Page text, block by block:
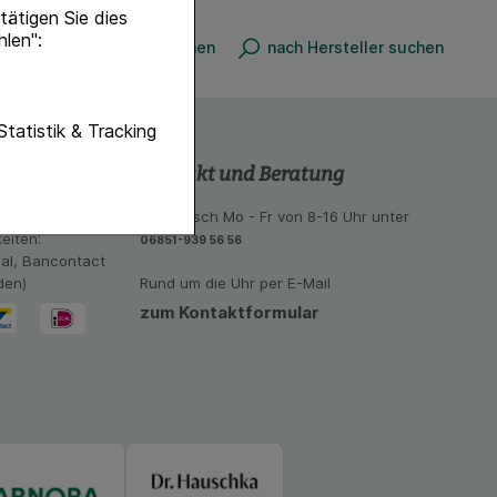
Sie dies
unserer
an bevorzugte
es uns auch
zu betreiben.
Nutzung
können, den
& Tracking
nach Produkt suchen nach Hersteller suchen
Bancontact
Kontakt und Beratung
telefonisch Mo - Fr von 8-16 Uhr unter
06851-939 56 56
Rund um die Uhr per E-Mail
zum Kontaktformular